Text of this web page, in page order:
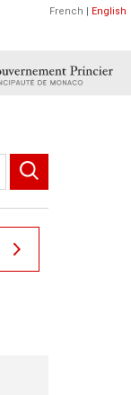
French | English